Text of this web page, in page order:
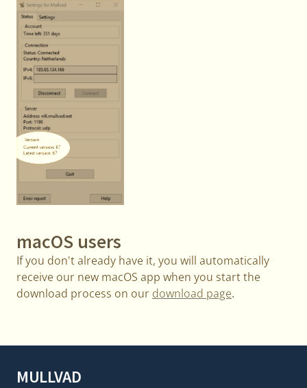
macOS users
If you don't already have it, you will automatically
receive our new macOS app when you start the
download process on our download page.
MULLVAD